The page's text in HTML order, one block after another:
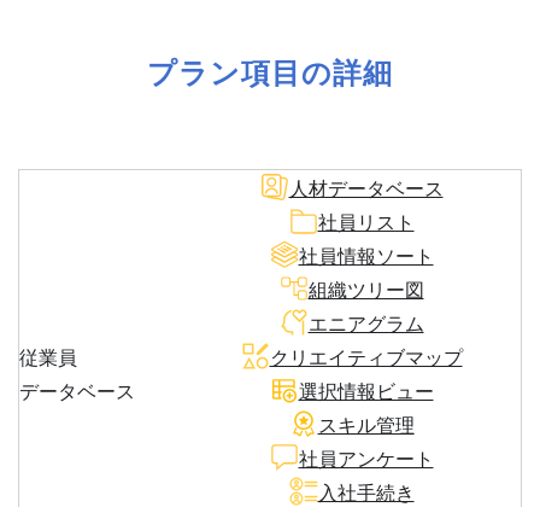
プラン項目の詳細
従業員
データベース
人材データベース
社員リスト
社員情報ソート
組織ツリー図
エニアグラム
クリエイティブマップ
選択情報ビュー
スキル管理
社員アンケート
入社手続き